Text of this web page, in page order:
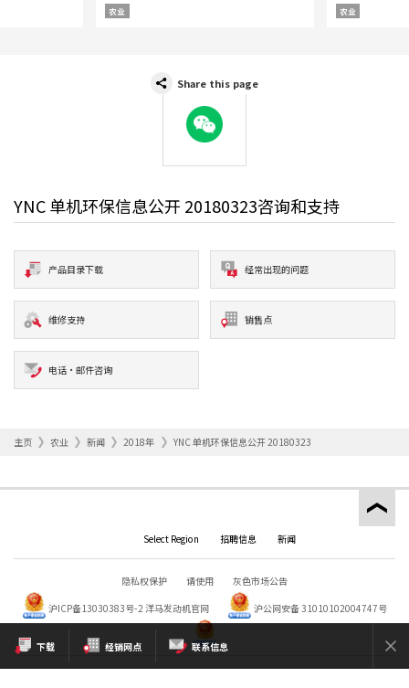
农业 农业
下载 经销网点 联系信息
Share this page
WeChat
YNC 单机环保信息公开 20180323咨询和支持
产品目录下载 经常出现的问题
维修支持 销售点
电话·邮件咨询
主页 农业 新闻 2018年 YNC 单机环保信息公开 20180323
Select Region 招聘信息 新闻
隐私权保护 请使用
灰色市场公告
沪ICP备13030383号-2 洋马发动机官网 沪公网安备 31010102004747号